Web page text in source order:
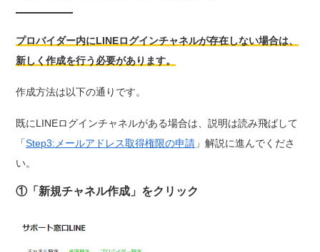
プロバイダー内にLINEログインチャネルが存在しない場合は、
新しく作成を行う必要があります。
作成方法は以下の通りです。
既にLINEログインチャネルがある場合は、説明は読み飛ばして
「Step3:メールアドレス取得権限の申請 」解説に進んでくださ
い。
①「新規チャネル作成」をクリック